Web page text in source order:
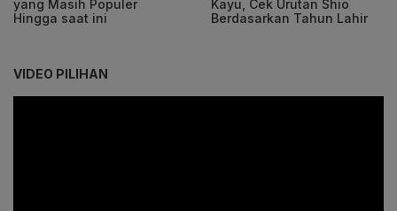
yang Masih Populer
Hingga saat ini
Kayu, Cek Urutan Shio
Berdasarkan Tahun Lahir
VIDEO PILIHAN